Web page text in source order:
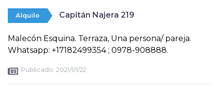
Alquilo Capitán Najera 219
Malecón Esquina. Terraza, Una persona/ pareja.
Whatsapp: +17182499354 ; 0978-908888.
Publicado: 2021/01/22